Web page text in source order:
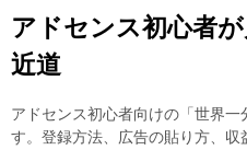
アドセンス初心者
近道
アドセンス初心者向けの「世界
す。登録方法、広告の貼り方、